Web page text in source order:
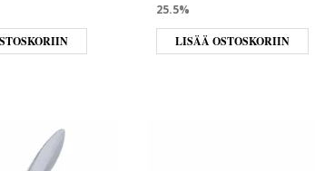
25.5%
LISÄÄ OSTOSKORIIN